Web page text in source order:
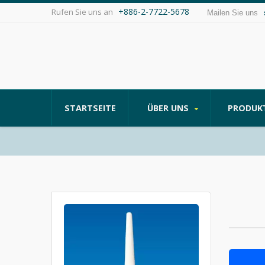
Rufen Sie uns an +886-2-7722-5678 Mailen Sie uns
STARTSEITE ÜBER UNS